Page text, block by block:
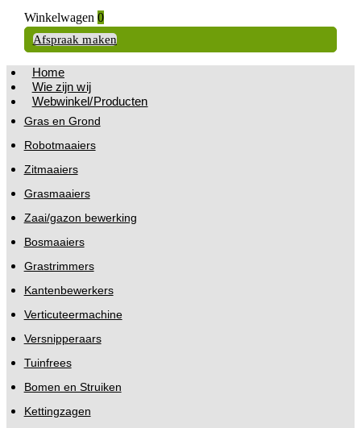
Winkelwagen 0
Afspraak maken
Home
Wie zijn wij
Webwinkel/Producten
Gras en Grond
Robotmaaiers
Zitmaaiers
Grasmaaiers
Zaai/gazon bewerking
Bosmaaiers
Grastrimmers
Kantenbewerkers
Verticuteermachine
Versnipperaars
Tuinfrees
Bomen en Struiken
Kettingzagen